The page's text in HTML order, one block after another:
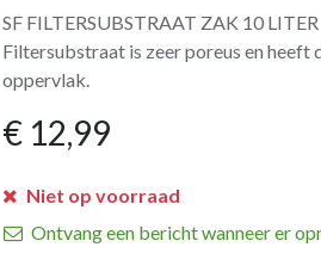
SF FILTERSUBSTRAAT ZAK 10 LITER
Filtersubstraat is zeer poreus en
oppervlak.
€ 12,99
Niet op voorraad
Ontvang een bericht wanneer er